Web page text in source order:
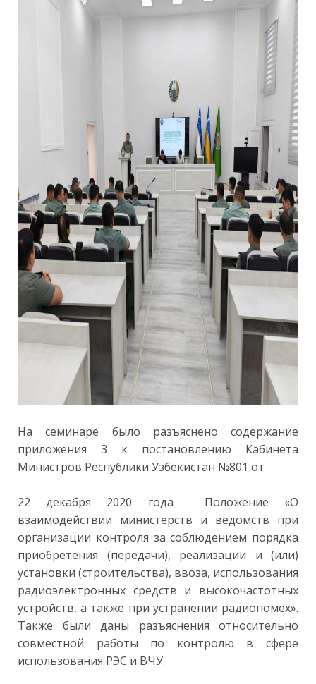
На семинаре было разъяснено содержание
приложения 3 к постановлению Кабинета
Министров Республики Узбекистан №801 от
22 декабря 2020 года Положение «О
взаимодействии министерств и ведомств при
организации контроля за соблюдением порядка
приобретения (передачи), реализации и (или)
установки (строительства), ввоза, использования
радиоэлектронных средств и высокочастотных
устройств, а также при устранении радиопомех».
Также были даны разъяснения относительно
совместной работы по контролю в сфере
использования РЭС и ВЧУ.